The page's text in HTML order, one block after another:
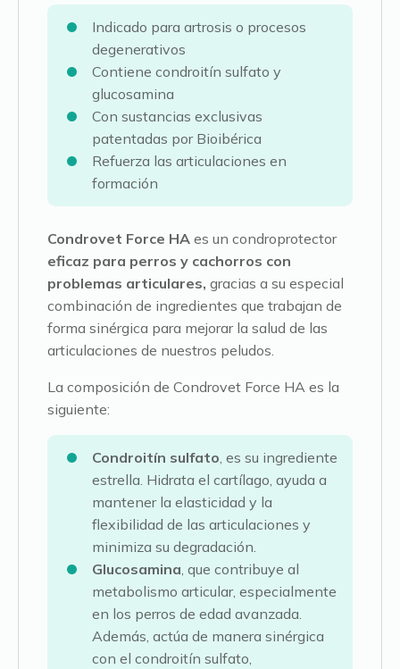
Indicado para artrosis o procesos
degenerativos
Contiene condroitín sulfato y
glucosamina
Con sustancias exclusivas
patentadas por Bioibérica
Refuerza las articulaciones en
formación
Condrovet Force HA es un condroprotector
eficaz para perros y cachorros con
problemas articulares, gracias a su especial
combinación de ingredientes que trabajan de
forma sinérgica para mejorar la salud de las
articulaciones de nuestros peludos.
La composición de Condrovet Force HA es la
siguiente:
Condroitín sulfato , es su ingrediente
estrella. Hidrata el cartílago, ayuda a
mantener la elasticidad y la
flexibilidad de las articulaciones y
minimiza su degradación.
Glucosamina , que contribuye al
metabolismo articular, especialmente
en los perros de edad avanzada.
Además, actúa de manera sinérgica
con el condroitín sulfato,